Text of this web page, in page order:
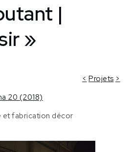
|
»
< Projets >
20 (2018)
et fabrication décor